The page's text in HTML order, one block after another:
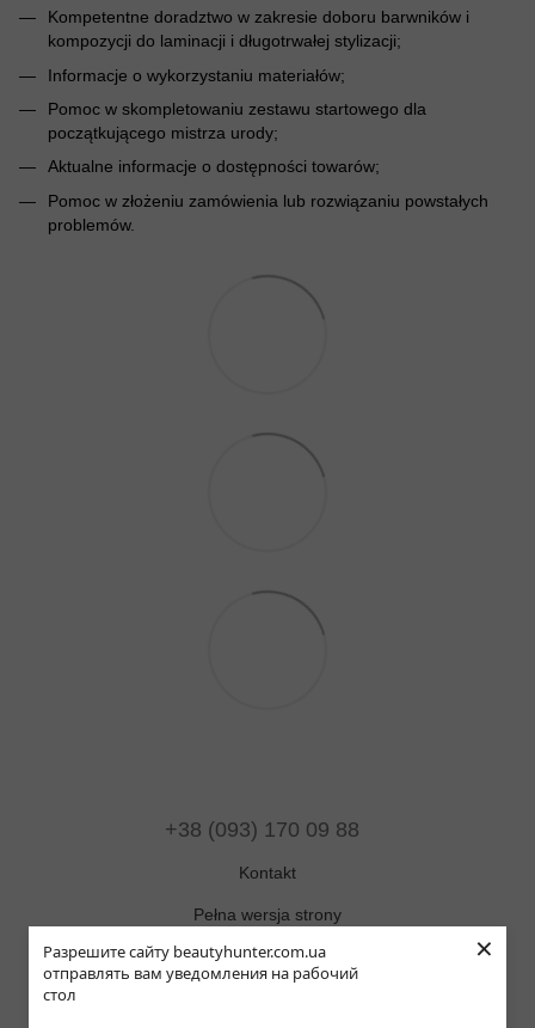
Разрешите сайту beautyhunter.com.ua
отправлять вам уведомления на рабочий
стол
×
Kompetentne doradztwo w zakresie doboru barwników i
kompozycji do laminacji i długotrwałej stylizacji;
Informacje o wykorzystaniu materiałów;
Pomoc w skompletowaniu zestawu startowego dla
początkującego mistrza urody;
Aktualne informacje o dostępności towarów;
Pomoc w złożeniu zamówienia lub rozwiązaniu powstałych
problemów.
+38 (093) 170 09 88
Kontakt
Pełna wersja strony
Mapa strony